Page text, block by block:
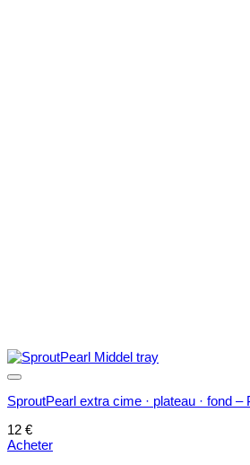
SproutPearl extra cime · plateau · fond –
12 €
Acheter